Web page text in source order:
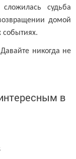
судьба
домой
событиях.
никогда не
в